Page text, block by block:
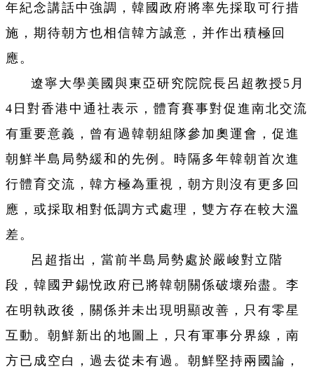
年紀念講話中強調，韓國政府將率先採取可行措
施，期待朝方也相信韓方誠意，并作出積極回
應。
遼寧大學美國與東亞研究院院長呂超教授5月
4日對香港中通社表示，體育賽事對促進南北交流
有重要意義，曾有過韓朝組隊參加奧運會，促進
朝鮮半島局勢緩和的先例。時隔多年韓朝首次進
行體育交流，韓方極為重視，朝方則沒有更多回
應，或採取相對低調方式處理，雙方存在較大溫
差。
呂超指出，當前半島局勢處於嚴峻對立階
段，韓國尹錫悅政府已將韓朝關係破壞殆盡。李
在明執政後，關係并未出現明顯改善，只有零星
互動。朝鮮新出的地圖上，只有軍事分界線，南
方已成空白，過去從未有過。朝鮮堅持兩國論，